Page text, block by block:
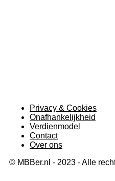
Privacy & Cookies
Onafhankelijkheid
Verdienmodel
Contact
Over ons
© MBBer.nl - 2023 - Alle